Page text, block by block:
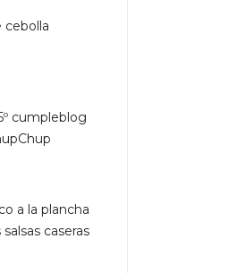
cebolla
cumpleblog
a la plancha
caseras